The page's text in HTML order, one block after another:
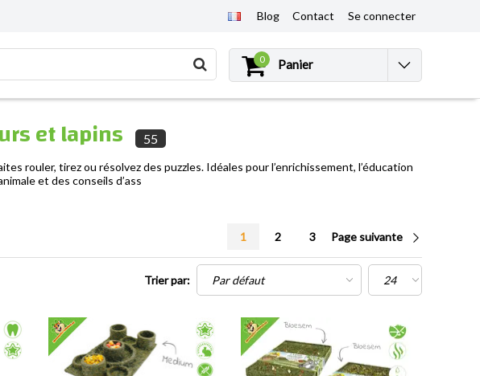
Blog Contact Se connecter
0 Panier
et lapins 55
rouler, tirez ou résolvez des puzzles. Idéales pour l’enrichissement, l’éducation
et des conseils d’ass
1 2 3 Page suivante
Trier par: